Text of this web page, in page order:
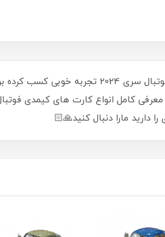
مارا دنبال کنید🙏🏻